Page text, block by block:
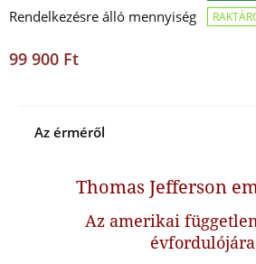
Rendelkezésre álló mennyiség
99 900 Ft
Az érméről
Thomas Jefferson
Az amerikai
évfordulójára